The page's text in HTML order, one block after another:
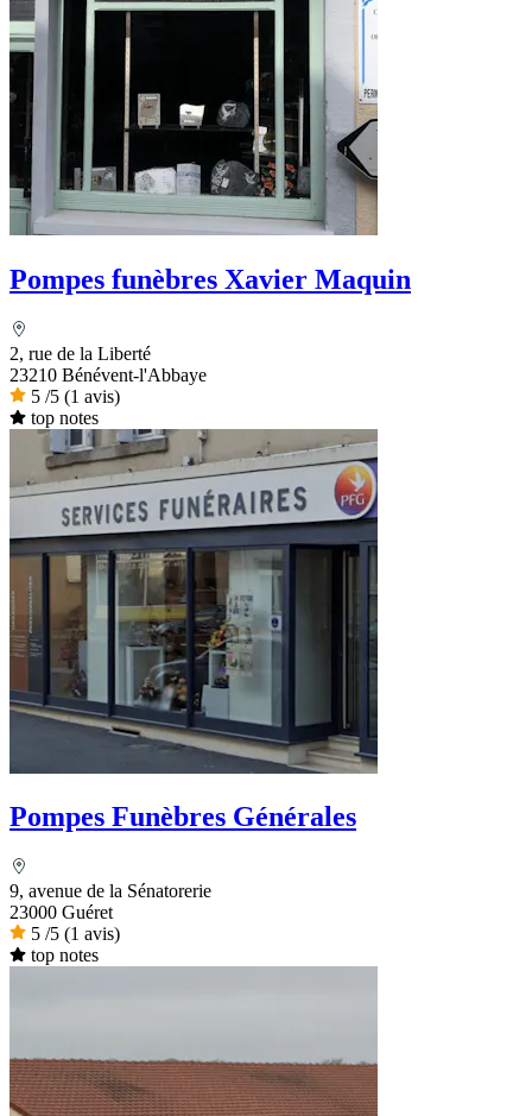
Pompes funèbres Xavier Maquin
2, rue de la Liberté
23210 Bénévent-l'Abbaye
5 /5 (1 avis)
top notes
Pompes Funèbres Générales
9, avenue de la Sénatorerie
23000 Guéret
5 /5 (1 avis)
top notes